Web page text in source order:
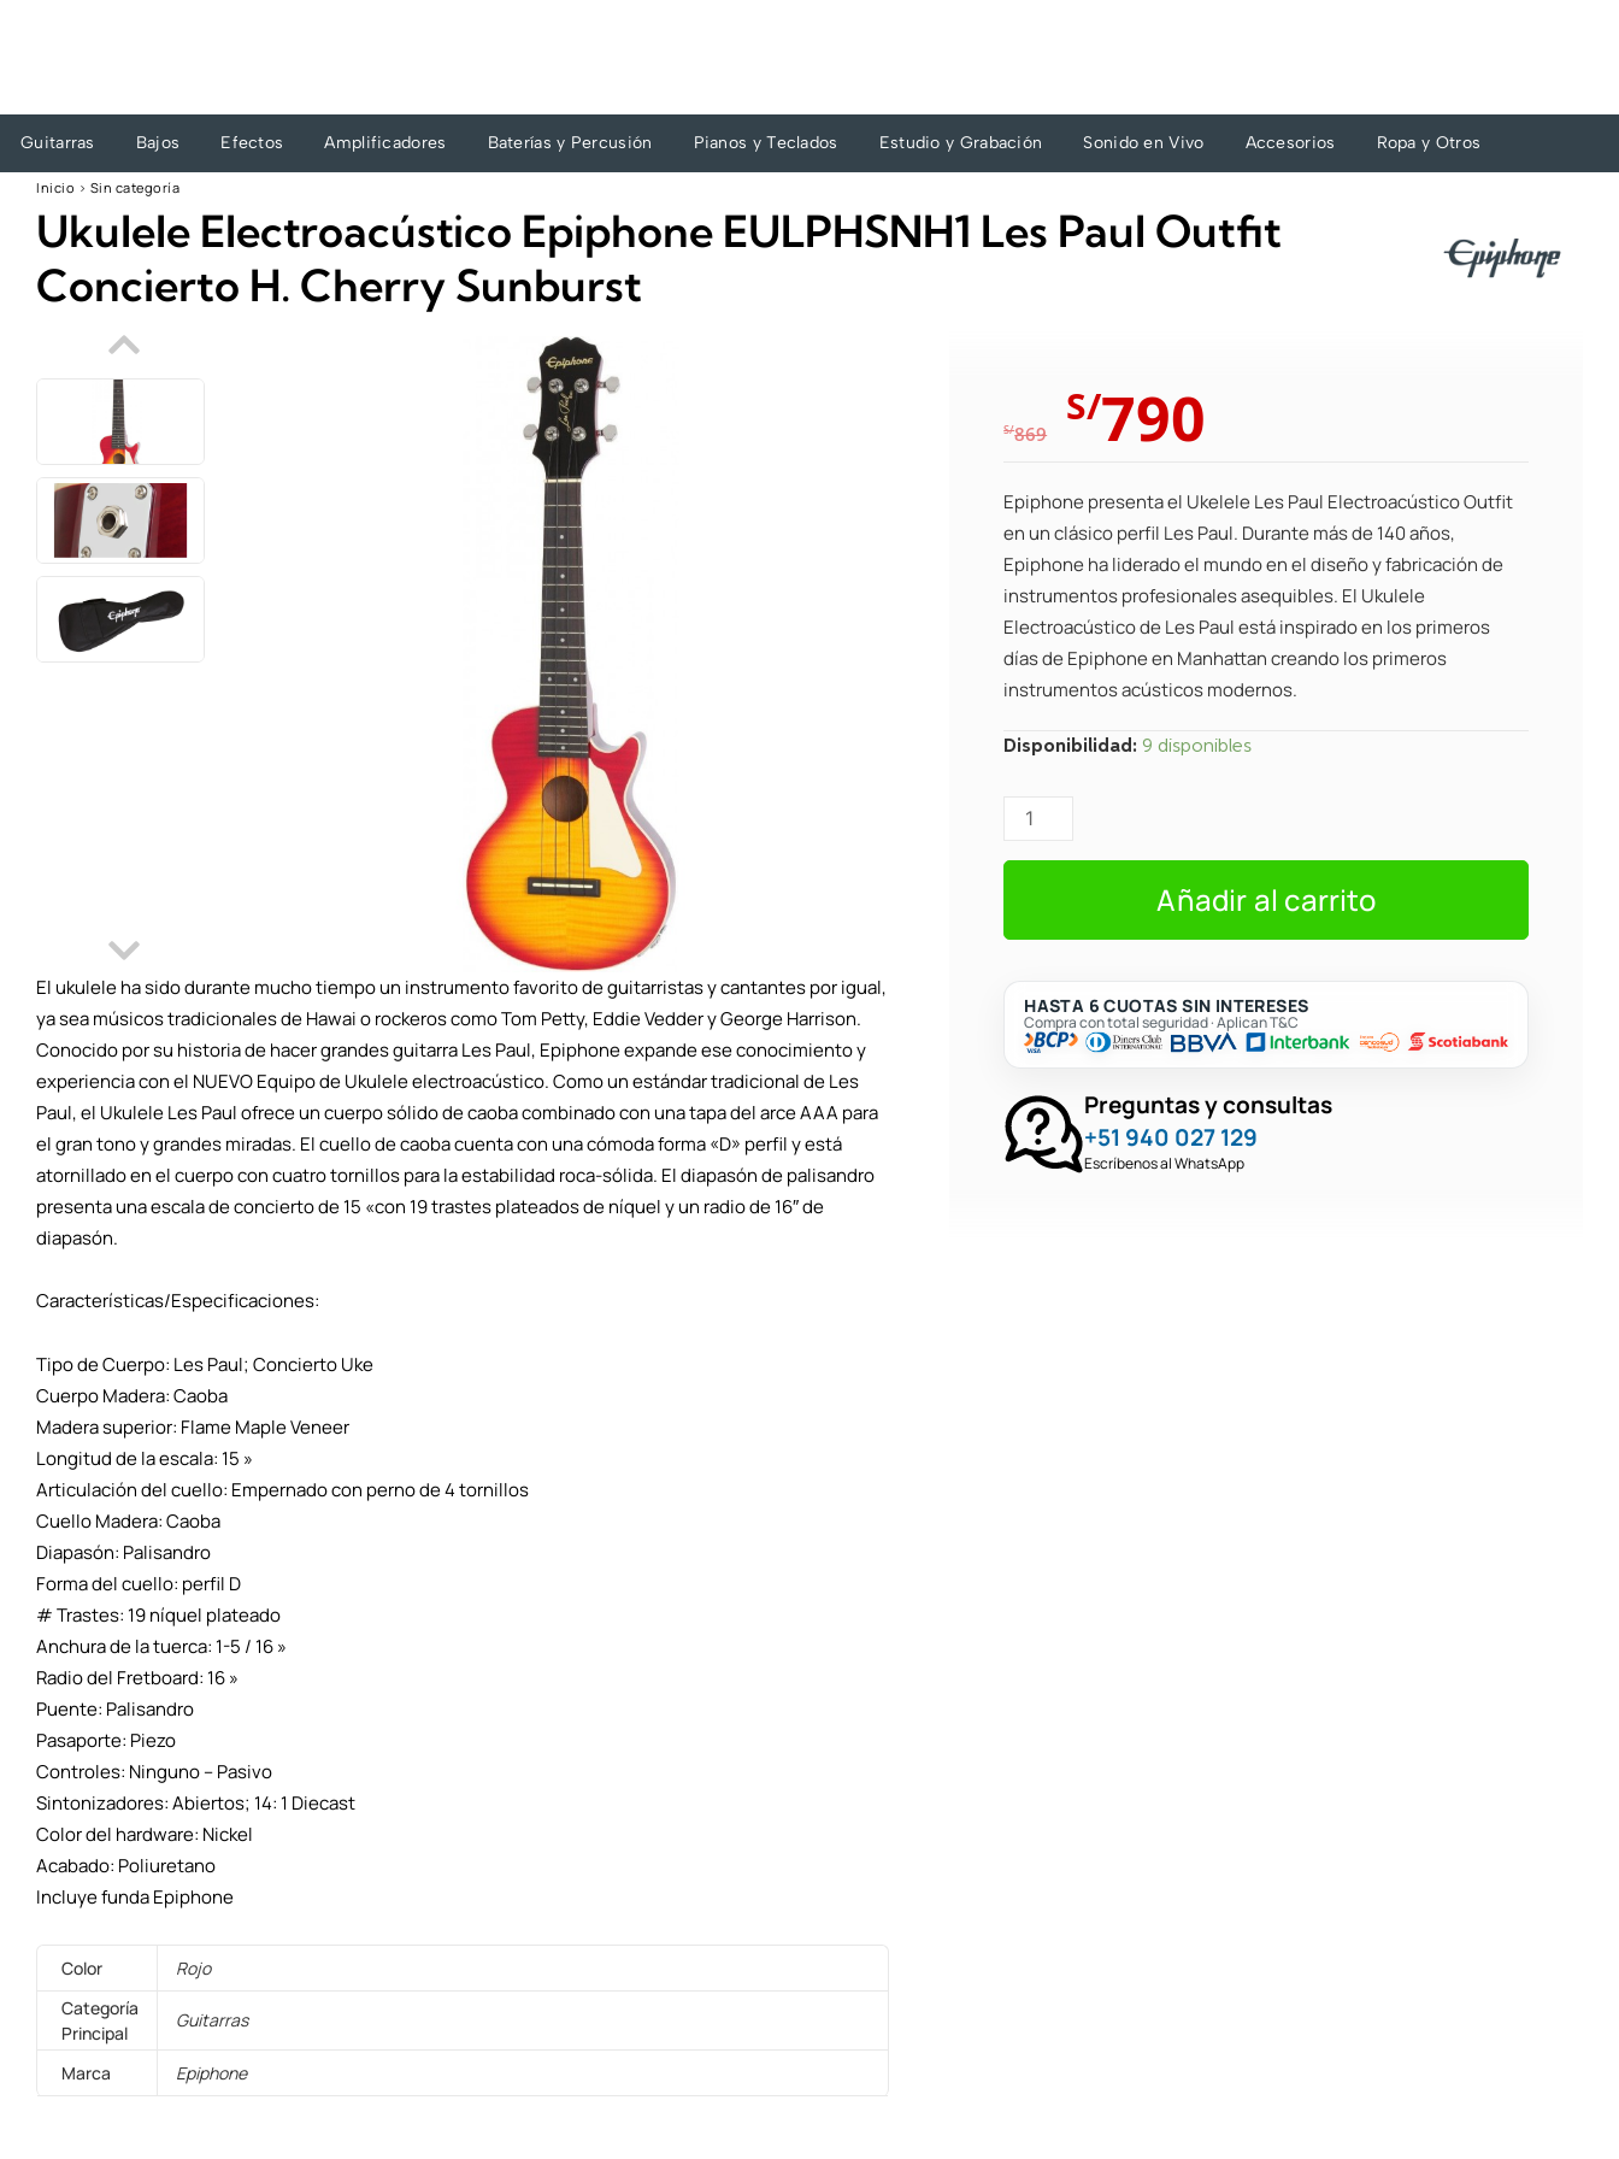
Guitarras Bajos Efectos Amplificadores Baterías y Percusión Pianos y Teclados Estudio y Grabación Sonido en Vivo Accesorios Ropa y Otros
Inicio › Sin categoría
Ukulele Electroacústico Epiphone EULPHSNH1 Les Paul Outfit
Concierto H. Cherry Sunburst
El ukulele ha sido durante mucho tiempo un instrumento favorito de guitarristas y cantantes por igual,
ya sea músicos tradicionales de Hawai o rockeros como Tom Petty, Eddie Vedder y George Harrison.
Conocido por su historia de hacer grandes guitarra Les Paul, Epiphone expande ese conocimiento y
experiencia con el NUEVO Equipo de Ukulele electroacústico. Como un estándar tradicional de Les
Paul, el Ukulele Les Paul ofrece un cuerpo sólido de caoba combinado con una tapa del arce AAA para
el gran tono y grandes miradas. El cuello de caoba cuenta con una cómoda forma «D» perfil y está
atornillado en el cuerpo con cuatro tornillos para la estabilidad roca-sólida. El diapasón de palisandro
presenta una escala de concierto de 15 «con 19 trastes plateados de níquel y un radio de 16″ de
diapasón.
Características/Especificaciones:
Tipo de Cuerpo: Les Paul; Concierto Uke
Cuerpo Madera: Caoba
Madera superior: Flame Maple Veneer
Longitud de la escala: 15 »
Articulación del cuello: Empernado con perno de 4 tornillos
Cuello Madera: Caoba
Diapasón: Palisandro
Forma del cuello: perfil D
# Trastes: 19 níquel plateado
Anchura de la tuerca: 1-5 / 16 »
Radio del Fretboard: 16 »
Puente: Palisandro
Pasaporte: Piezo
Controles: Ninguno – Pasivo
Sintonizadores: Abiertos; 14: 1 Diecast
Color del hardware: Nickel
Acabado: Poliuretano
Incluye funda Epiphone
Color
Rojo
Categoría
Principal
Guitarras
Marca Epiphone
S/869 El
precio
original
era:
S/869.
S/790
es:
S/790.
Epiphone presenta el Ukelele Les Paul Electroacústico Outfit
en un clásico perfil Les Paul. Durante más de 140 años,
Epiphone ha liderado el mundo en el diseño y fabricación de
instrumentos profesionales asequibles. El Ukulele
Electroacústico de Les Paul está inspirado en los primeros
días de Epiphone en Manhattan creando los primeros
instrumentos acústicos modernos.
Disponibilidad: 9 disponibles
Ukulele
Epiphone
Les
Outfit
Cherry
Sunburst
Añadir al carrito
HASTA 6 CUOTAS SIN INTERESES
Compra con total seguridad · Aplican T&C
Preguntas y consultas
+51 940 027 129
Escríbenos al WhatsApp